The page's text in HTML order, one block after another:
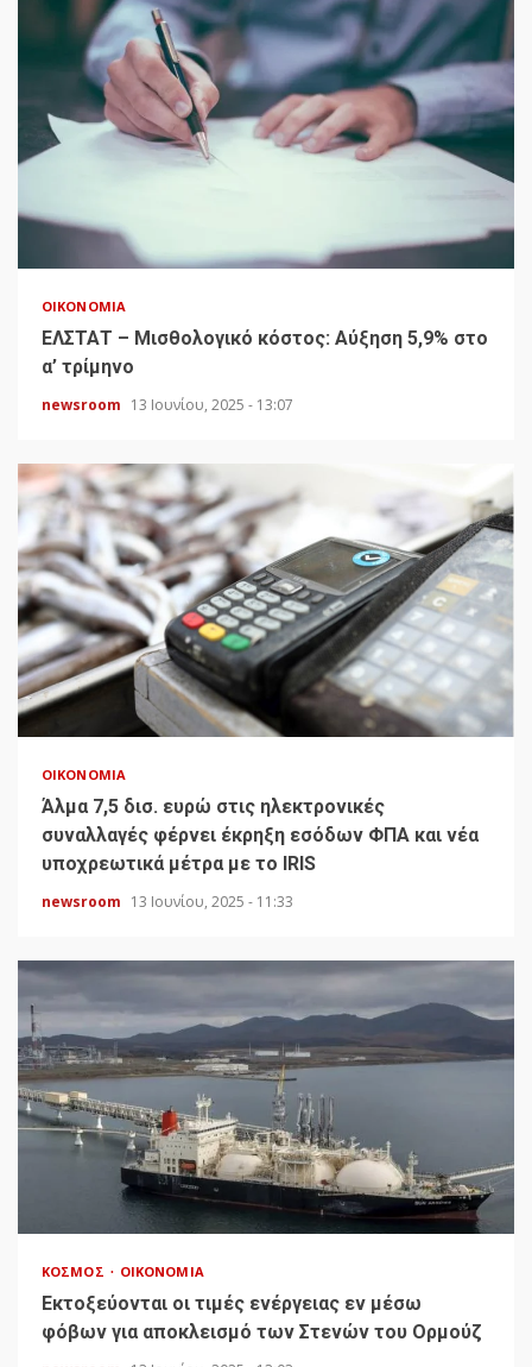
ΟΙΚΟΝΟΜΊΑ
ΕΛΣΤΑΤ – Μισθολογικό κόστος: Αύξηση 5,9% στο
α’ τρίμηνο
newsroom 13 Ιουνίου, 2025 - 13:07
ΟΙΚΟΝΟΜΊΑ
Άλμα 7,5 δισ. ευρώ στις ηλεκτρονικές
συναλλαγές φέρνει έκρηξη εσόδων ΦΠΑ και νέα
υποχρεωτικά μέτρα με το IRIS
newsroom 13 Ιουνίου, 2025 - 11:33
ΚΌΣΜΟΣ ΟΙΚΟΝΟΜΊΑ
Εκτοξεύονται οι τιμές ενέργειας εν μέσω
φόβων για αποκλεισμό των Στενών του Ορμούζ